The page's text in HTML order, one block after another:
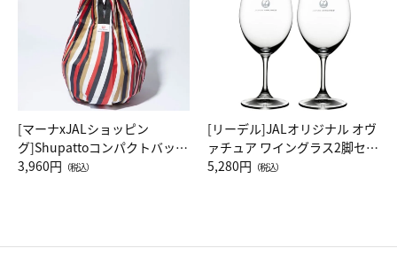
[マーナxJALショッピン
グ]Shupattoコンパクトバッグ
Drop JAL客室乗務員（LC）ス
3,960円 （税込）
[リーデル]JALオリジナル オヴ
ァチュア ワイングラス2脚セッ
ト（レッドワイン）
5,280円 （税込）